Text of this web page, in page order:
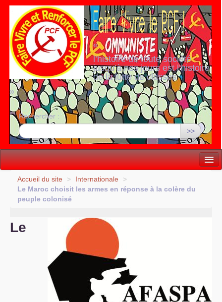
«
l’histoire de toute société
jusqu’à nos jours est l’histoire
de la lutte de classes
»
Rechercher :
>>
Vie politique
Lutter, Unir...
Accueil du site > Internationale
>
Le Maroc choisit les armes en réponse à la colère du
peuple colonisé
Le